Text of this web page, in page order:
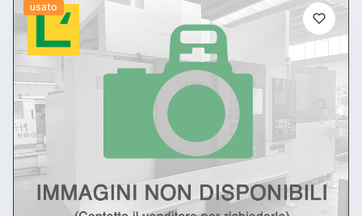
usato